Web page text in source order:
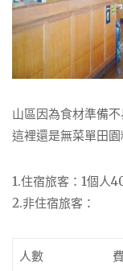
山區因為食材準備
這裡還是無菜單田
1.住宿旅客：1個人
2.非住宿旅客：
人數